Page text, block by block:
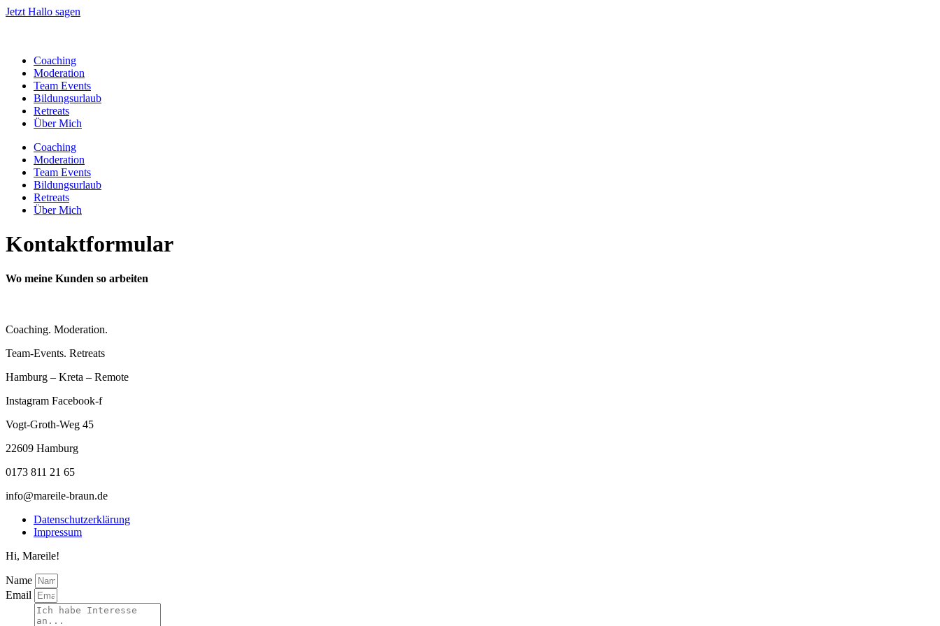
Zum
Jetzt Hallo sagen
Coaching
Moderation
Team Events
Bildungsurlaub
Retreats
Über Mich
Coaching
Moderation
Team Events
Bildungsurlaub
Retreats
Über Mich
Kontaktformular
Wo meine Kunden so arbeiten
Coaching. Moderation.
Team-Events. Retreats
Hamburg – Kreta – Remote
Instagram Facebook-f
Vogt-Groth-Weg 45
22609 Hamburg
0173 811 21 65
info@mareile-braun.de
Datenschutzerklärung
Impressum
Hi, Mareile!
Name
Email